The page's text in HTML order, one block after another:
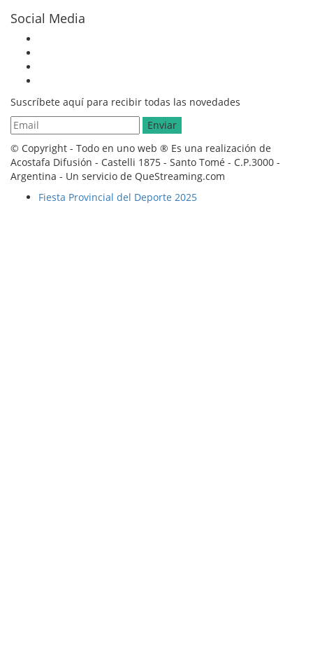
Social Media
Suscríbete aquí para recibir todas las novedades
© Copyright - Todo en uno web ® Es una realización de
Acostafa Difusión - Castelli 1875 - Santo Tomé - C.P.3000 -
Argentina - Un servicio de QueStreaming.com
Fiesta Provincial del Deporte 2025